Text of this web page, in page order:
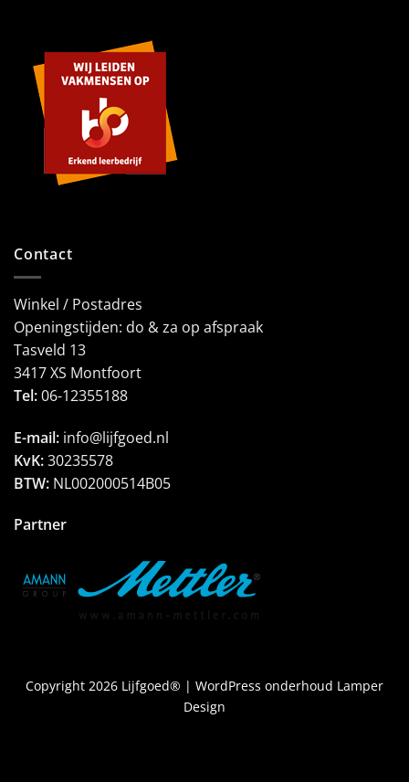
Contact
Winkel / Postadres
Openingstijden: do & za op afspraak
Tasveld 13
3417 XS Montfoort
Tel:06-12355188
E-mail: info@lijfgoed.nl
KvK:30235578
BTW: NL002000514B05
Partner
Copyright 2026 Lijfgoed® | WordPress onderhoud Lamper
Design